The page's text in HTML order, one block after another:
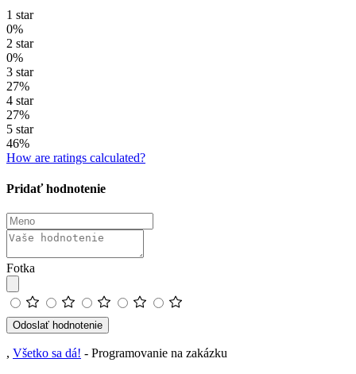
1 star
0%
2 star
0%
3 star
27%
4 star
27%
5 star
46%
How are ratings calculated?
Pridať hodnotenie
Fotka
Odoslať hodnotenie
, Všetko sa dá! - Programovanie na zakázku